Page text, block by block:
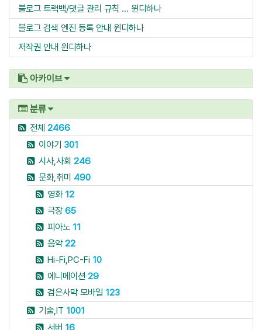
블로그 트랙백/댓글 관리 규칙 ... 윈디하나
블로그 검색 엔진 등록 안내 윈디하나
저작권 안내 윈디하나
아카이브
분류
전체 2466
이야기 301
시사,사회 246
문화,취미 490
영화 12
극장65
피아노 11
음악22
Hi-Fi,PC-Fi 10
에니메이션 29
검은사막 모바일 123
기술,IT 1001
서버 16